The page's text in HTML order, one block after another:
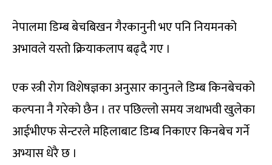
नेपालमा डिम्ब बेचबिखन गैरकानुनी भए पनि नियमनको
अभावले यस्तो क्रियाकलाप बढ्दै गए ।
एक स्त्री रोग विशेषज्ञका अनुसार कानुनले डिम्ब किनबेचको
कल्पना नै गरेको छैन । तर पछिल्लो समय जथाभवी खुलेका
आईभीएफ सेन्टरले महिलाबाट डिम्ब निकाएर किनबेच गर्ने
अभ्यास धेरै छ ।